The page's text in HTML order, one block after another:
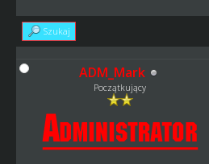
Szukaj
ADM_Mark
Początkujący